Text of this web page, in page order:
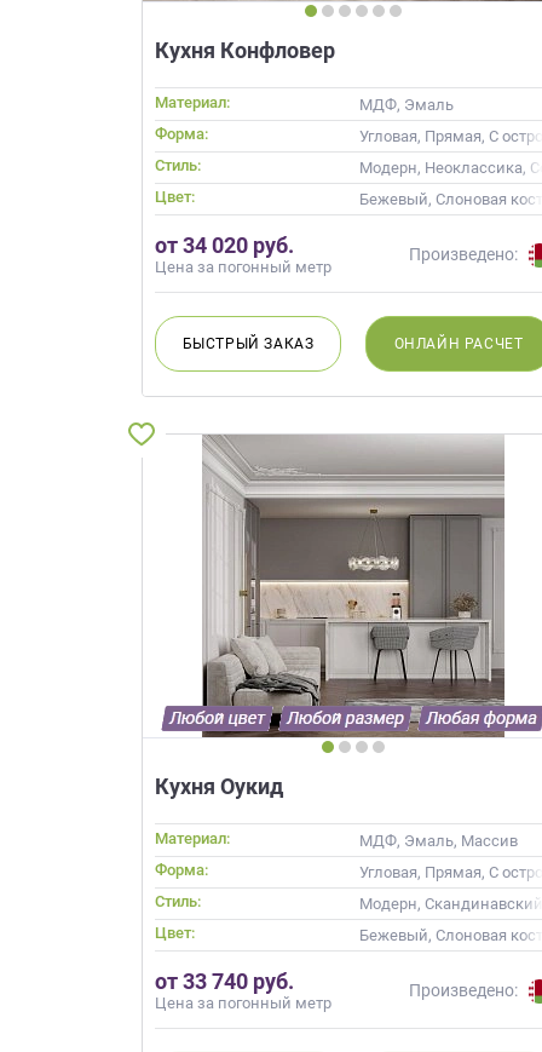
Кухня Конфловер
Материал:
МДФ, Эмаль
Форма:
Угловая, Прямая, С
Стиль:
Модерн, Неоклассика,
Цвет:
Бежевый, Слоновая
от 34 020 руб.
Цена за погонный метр
Произведено:
БЫСТРЫЙЗАКАЗ ОНЛАЙН РАСЧЕТ
Кухня Оукид
Материал:
МДФ, Эмаль, Массив
Форма:
Угловая, Прямая, С
Стиль:
Модерн,
Цвет:
Бежевый, Слоновая
от 33 740 руб.
Цена за погонный метр
Произведено: